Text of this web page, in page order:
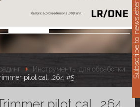
Инструменты для обработки
pilot cal. .264 #5
pilot cal. .264
Subscribe